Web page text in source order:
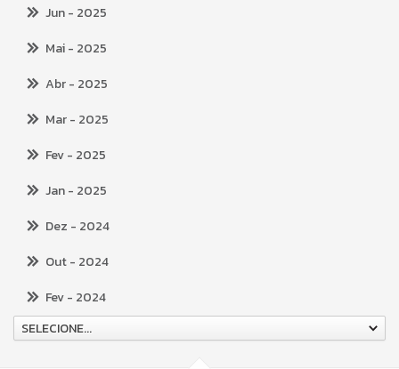
Jun- 2025
Mai- 2025
Abr- 2025
Mar- 2025
Fev- 2025
Jan- 2025
Dez - 2024
Out- 2024
Fev- 2024
SELECIONE...